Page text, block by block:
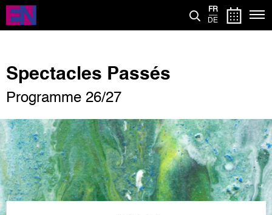
Aller
contenu
FR
DE
Spectacles Passés
Programme 26/27